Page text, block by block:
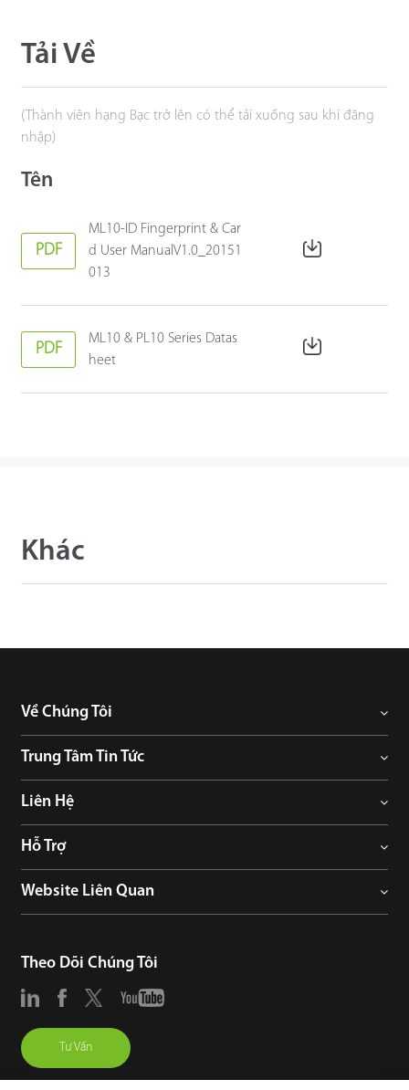
Tải Về
(Thành viên hạng Bạc trở lên có thể tải xuống sau khi đăng
nhập)
Tên
PDF
ML10-ID Fingerprint & Car
d User ManualV1.0_20151
013
PDF
ML10 & PL10 Series Datas
heet
Khác
Về Chúng Tôi
Trung Tâm Tin Tức
Liên Hệ
Hỗ Trợ
Website Liên Quan
Theo Dõi Chúng Tôi
Tư Vấn